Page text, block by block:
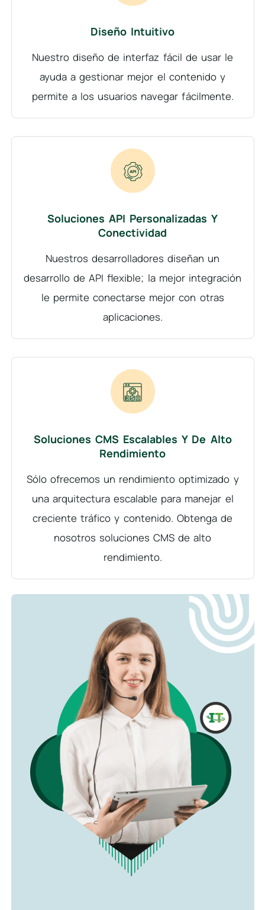
Diseño Intuitivo
Nuestro diseño de interfaz fácil de usar le
ayuda a gestionar mejor el contenido y
permite a los usuarios navegar fácilmente.
Soluciones API Personalizadas Y
Conectividad
Nuestros desarrolladores diseñan un
desarrollo de API flexible; la mejor integración
le permite conectarse mejor con otras
aplicaciones.
Soluciones CMS Escalables Y De Alto
Rendimiento
Sólo ofrecemos un rendimiento optimizado y
una arquitectura escalable para manejar el
creciente tráfico y contenido. Obtenga de
nosotros soluciones CMS de alto
rendimiento.